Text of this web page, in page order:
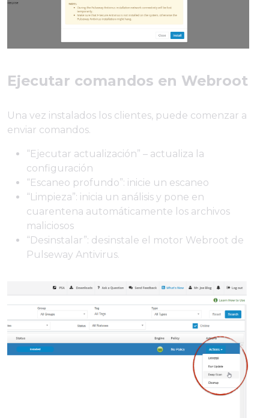
Ejecutar comandos en Webroot
Una vez instalados los clientes, puede comenzar a
enviar comandos.
“Ejecutar actualización” – actualiza la
configuración
“Escaneo profundo”: inicie un escaneo
“Limpieza”: inicia un análisis y pone en
cuarentena automáticamente los archivos
maliciosos
“Desinstalar”: desinstale el motor Webroot de
Pulseway Antivirus.